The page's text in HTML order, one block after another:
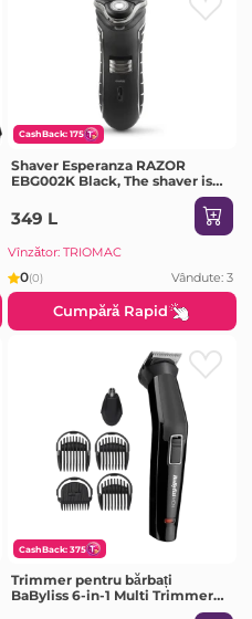
CashBack: 175
Shaver Esperanza RAZOR
EBG002K Black, The shaver is
equipped with a trimmer for
sideburns and beard, small
brush and protection cap.
349 L
Vînzător: TRIOMAC
0(0) Vândute: 3
Cumpără Rapid
CashBack: 375
Trimmer pentru bărbați
BaByliss 6-in-1 Multi Trimmer